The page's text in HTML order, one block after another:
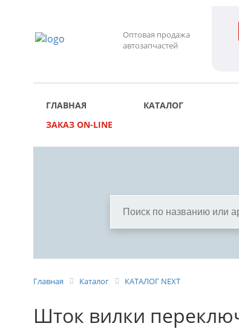
Оптовая продажа
автозапчастей
ГЛАВНАЯ КАТАЛОГ
ЗАКАЗ ON-LINE
Главная Каталог КАТАЛОГ NEXT
Шток вилки